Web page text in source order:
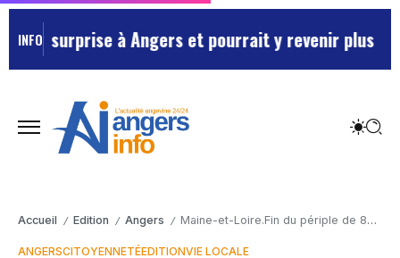
INFO
la surprise à Angers et pourrait y revenir plus
Accueil / Edition / Angers / Maine-et-Loire.Fin du périple de 800 Km de Julien pour retrouver son fils [VIDEO][PHOTO]
ANGERSCITOYENNETÉEDITIONVIE LOCALE